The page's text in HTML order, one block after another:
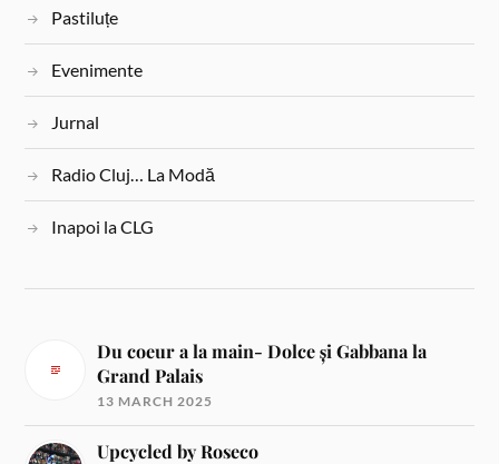
Pastiluțe
Evenimente
Jurnal
Radio Cluj… La Modă
Inapoi la CLG
Du coeur a la main- Dolce și Gabbana la
Grand Palais
13 MARCH 2025
Upcycled by Roseco